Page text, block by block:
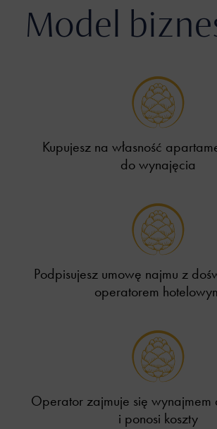
Model
Kupujesz na własność
do wynajęcia
Podpisujesz umowę najmu z
operatorem
Operator zajmuje się wynajmem
i ponosi koszty